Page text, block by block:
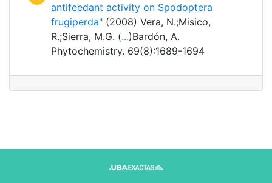
antifeedant activity on Spodoptera
frugiperda" (2008) Vera, N.;Misico,
R.;Sierra, M.G. (...)Bardón, A.
Phytochemistry. 69(8):1689-1694